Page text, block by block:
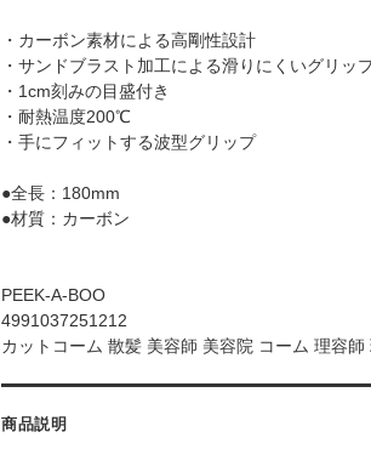
・カーボン素材による高剛性設計
・サンドブラスト加工による滑りにくいグリッ
・1cm刻みの目盛付き
・耐熱温度200℃
・手にフィットする波型グリップ
●全長：180mm
●材質：カーボン
PEEK-A-BOO
4991037251212
カットコーム 散髪 美容師 美容院 コーム 理容師
商品説明